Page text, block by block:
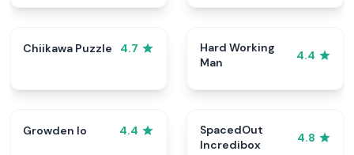
Chiikawa Puzzle 4.7
Hard Working
Man
4.4
Growden Io 4.4
SpacedOut
Incredibox
4.8